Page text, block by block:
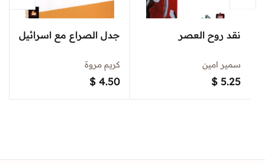
جدل الصراع مع اسرائيل
كريم مروة
$ 4.50
نقد روح العصر
سمير امين
$ 5.25